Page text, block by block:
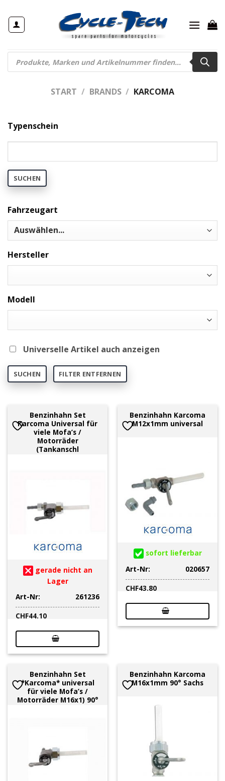
Inhalt
springen
Products
search
START / BRANDS / KARCOMA
Typenschein
SUCHEN
Fahrzeugart
Hersteller
Modell
Universelle Artikel auch anzeigen
SUCHEN FILTER ENTFERNEN
Benzinhahn Set
Karcoma Universal für
viele Mofa’s /
Motorräder
(Tankanschl
gerade nicht an
Lager
Art-Nr:
261236
CHF44.10
Benzinhahn Karcoma
M12x1mm universal
sofort lieferbar
Art-Nr:
020657
CHF43.80
Benzinhahn Set
*Karcoma* universal
für viele Mofa’s /
Motorräder M16x1) 90°
Benzinhahn Karcoma
M16x1mm 90° Sachs